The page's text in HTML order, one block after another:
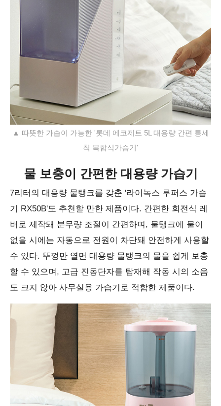
▲ 따뜻한 가습이 가능한 '롯데 에코제트 5L 대용량 간편 통세
척 복합식가습기'
물 보충이 간편한 대용량 가습기
7리터의 대용량 물탱크를 갖춘 '라이녹스 루퍼스 가습
기 RX50B'도 추천할 만한 제품이다. 간편한 회전식 레
버로 제작돼 분무량 조절이 간편하며, 물탱크에 물이
없을 시에는 자동으로 전원이 차단돼 안전하게 사용할
수 있다. 뚜껑만 열면 대용량 물탱크의 물을 쉽게 보충
할 수 있으며, 고급 진동단자를 탑재해 작동 시의 소음
도 크지 않아 사무실용 가습기로 적합한 제품이다.